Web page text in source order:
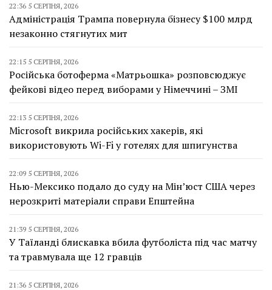
22:36 5 СЕРПНЯ, 2026
Адміністрація Трампа повернула бізнесу $100 млрд
незаконно стягнутих мит
22:15 5 СЕРПНЯ, 2026
Російська ботоферма «Матрьошка» розповсюджує
фейкові відео перед виборами у Німеччині – ЗМІ
22:13 5 СЕРПНЯ, 2026
Microsoft викрила російських хакерів, які
використовують Wi-Fi у готелях для шпигунства
22:09 5 СЕРПНЯ, 2026
Нью-Мексико подало до суду на Мін’юст США через
нерозкриті матеріали справи Епштейна
21:39 5 СЕРПНЯ, 2026
У Таїланді блискавка вбила футболіста під час матчу
та травмувала ще 12 гравців
21:36 5 СЕРПНЯ, 2026